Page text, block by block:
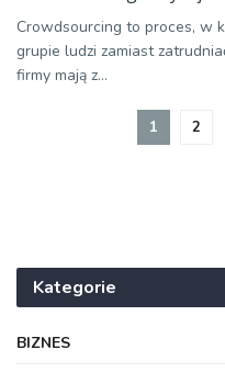
Crowdsourcing to proces, w
grupie ludzi zamiast
firmy mają z...
1 2
Kategorie
BIZNES